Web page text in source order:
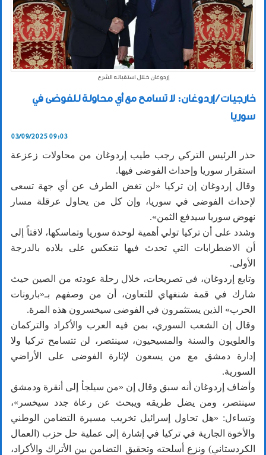
إردوغان خلال استقباله الشرع
خارجيات / إردوغان: لا تسامح مع أي محاولة للفوضى في
سوريا
03/09/2025 09:03
حذر الرئيس التركي رجب طيب إردوغان من محاولات زعزعة
استقرار سوريا وإحداث الفوضى فيها.
وقال إردوغان إن تركيا «لن تغض الطرف عن أي جهة تسعى
لإحداث الفوضى في سوريا، وإن كل من يحاول عرقلة مسار
نهوض سوريا سيدفع الثمن».
وشدد على أن تركيا تولي أهمية لوحدة سوريا وتماسكها، لافتاً إلى
أن الاضطرابات التي تحدث فيها تنعكس على بلاده بالدرجة
الأولى.
وتابع إردوغان، في تصريحات، خلال رحلة عودته من الصين حيث
شارك في قمة شنغهاي للتعاون، أن من وصفهم بـ«بارونات
الحرب» الذين يستثمرون في الفوضى سيخسرون هذه المرة.
وقال إن الشعب السوري، بمن فيه العرب والأكراد والتركمان
والعلويون والسنة والمسيحيون، سينتصر، لن تتسامح تركيا ولا
إدارة دمشق مع من يسعون لإثارة الفوضى على الأراضي
السورية.
وأضاف إردوغان أنه سبق وقال إن «من سيلجأ إلى أنقرة ودمشق
سينتصر، ومن يضل طريقه ويبحث عن رعاة جدد سيخسر»،
وتساءل: «هل تحاول إسرائيل تخريب مسيرة التضامن الوطني
والأخوة الجارية في تركيا في إشارة إلى عملية حل حزب (العمال
الكردستاني) ونزع أسلحته وتحقيق التضامن بين الأتراك والأكراد،